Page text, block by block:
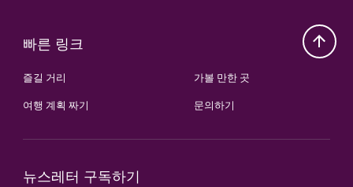
빠른 링크
즐길 거리
여행 계획 짜기
가볼 만한 곳
문의하기
뉴스레터 구독하기